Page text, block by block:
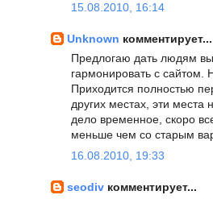
15.08.2010, 16:14
Unknown комментирует...
Предлогаю дать людям
гармонировать с сайтом.
Приходится полностью
других местах, эти места
дело временное, скоро
меньше чем со старым
16.08.2010, 19:33
seodiv комментирует...